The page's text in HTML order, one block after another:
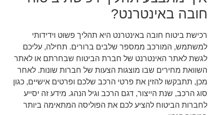
חובה באינטרנט?
רכישת ביטוח חובה באינטרנט היא תהליך פשוט וידידותי
למשתמש, המורכב ממספר שלבים ברורים. תחילה, עליכם
לגשת לאתר האינטרנט של חברת הביטוח שבחרתם או לאתר
השוואת מחירים שבו מוצגות הצעות של חברות שונות. לאחר
מכן, תתבקשו להזין את פרטי הרכב שלכם ופרטים אישיים, כגון
סוג הרכב, שנת הייצור, דגם הרכב וגיל הנהג. מידע זה יסייע
לחברות הביטוח להציע לכם את הפוליסה המתאימה ביותר